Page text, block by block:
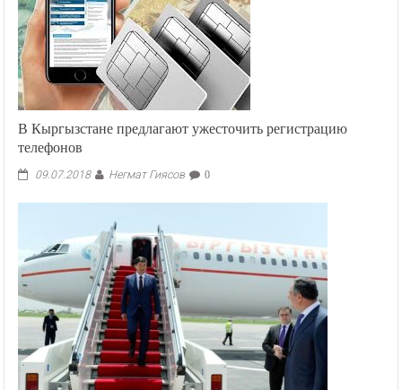
В Кыргызстане предлагают ужесточить регистрацию
телефонов
09.07.2018 Негмат Гиясов 0